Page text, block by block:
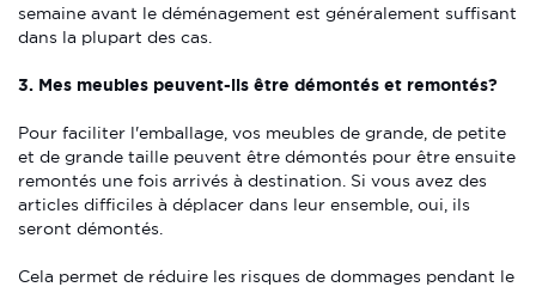
semaine avant le déménagement est généralement suffisant
dans la plupart des cas.
3. Mes meubles peuvent-ils être démontés et remontés?
Pour faciliter l'emballage, vos meubles de grande, de petite
et de grande taille peuvent être démontés pour être ensuite
remontés une fois arrivés à destination. Si vous avez des
articles difficiles à déplacer dans leur ensemble, oui, ils
seront démontés.
Cela permet de réduire les risques de dommages pendant le